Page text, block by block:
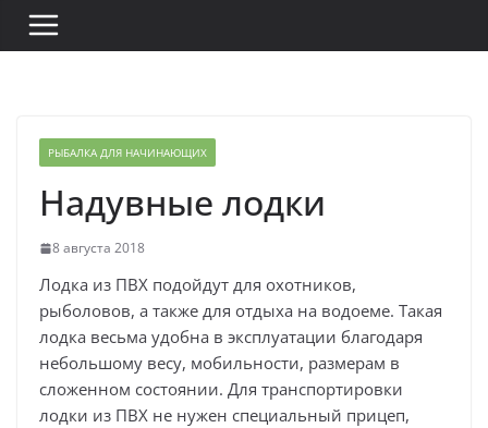
РЫБАЛКА ДЛЯ НАЧИНАЮЩИХ
Надувные лодки
8 августа 2018
Лодка из ПВХ подойдут для охотников,
рыболовов, а также для отдыха на водоеме. Такая
лодка весьма удобна в эксплуатации благодаря
небольшому весу, мобильности, размерам в
сложенном состоянии. Для транспортировки
лодки из ПВХ не нужен специальный прицеп,